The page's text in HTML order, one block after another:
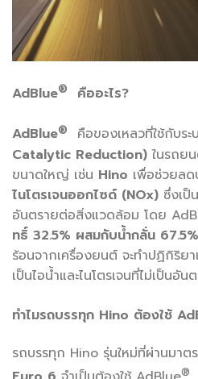
AdBlue® คืออะไร?
AdBlue® คือของเหลวที่ใช้กับระ
Catalytic Reduction) ในรถย
ขนาดใหญ่ เช่น Hino เพื่อช่วยล
ไนโตรเจนออกไซด์ (NOx) ซึ่งเป็
อันตรายต่อสิ่งแวดล้อม โดย
ทธิ์ 32.5% ผสมกับน้ำกลั่น 67.5%
ร้อนจากเครื่องยนต์ จะทำปฏิกิริย
เป็นไอน้ำและไนโตรเจนที่ไม่เป็นอัน
ทำไมรถบรรทุก Hino ต้องใช้
รถบรรทุก Hino รุ่นใหม่ที่ผ่านมาต
®